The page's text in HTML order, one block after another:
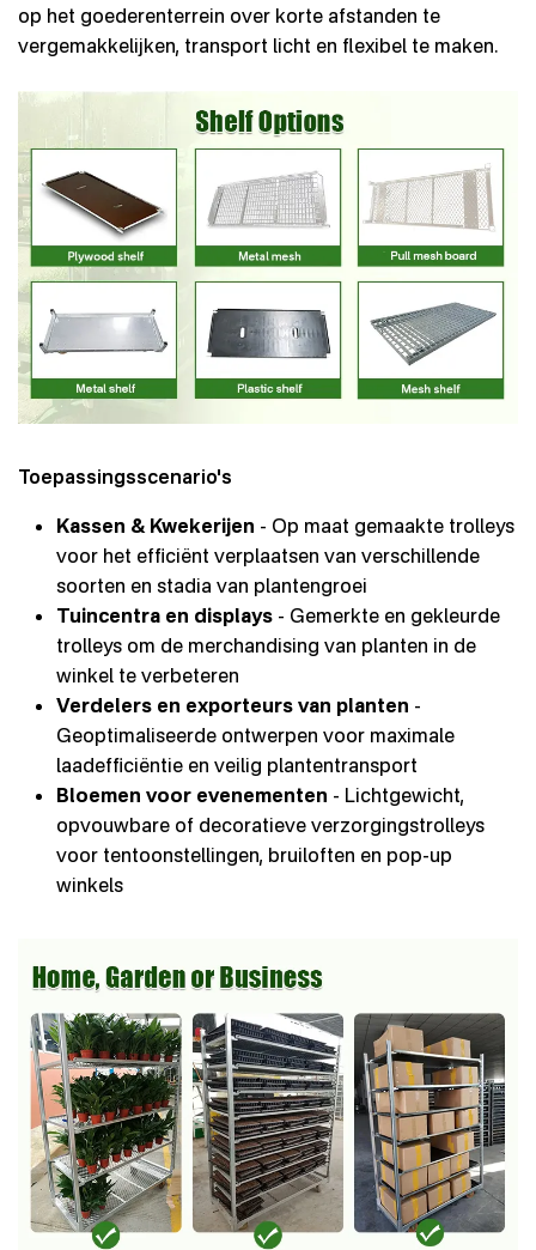
op het goederenterrein over korte afstanden te
vergemakkelijken, transport licht en flexibel te maken.
Toepassingsscenario's
Kassen & Kwekerijen - Op maat gemaakte trolleys
voor het efficiënt verplaatsen van verschillende
soorten en stadia van plantengroei
Tuincentra en displays - Gemerkte en gekleurde
trolleys om de merchandising van planten in de
winkel te verbeteren
Verdelers en exporteurs van planten -
Geoptimaliseerde ontwerpen voor maximale
laadefficiëntie en veilig plantentransport
Bloemen voor evenementen - Lichtgewicht,
opvouwbare of decoratieve verzorgingstrolleys
voor tentoonstellingen, bruiloften en pop-up
winkels